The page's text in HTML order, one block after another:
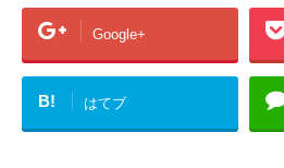
Google+
B! はてブ